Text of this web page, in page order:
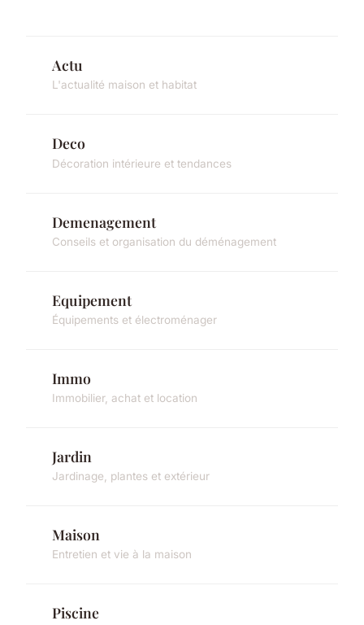
Actu
L'actualité maison et habitat
Deco
Décoration intérieure et tendances
Demenagement
Conseils et organisation du déménagement
Equipement
Équipements et électroménager
Immo
Immobilier, achat et location
Jardin
Jardinage, plantes et extérieur
Maison
Entretien et vie à la maison
Piscine